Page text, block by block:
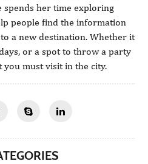
spends her time exploring
people find the information
a new destination. Whether it
or a spot to throw a party
you must visit in the city.